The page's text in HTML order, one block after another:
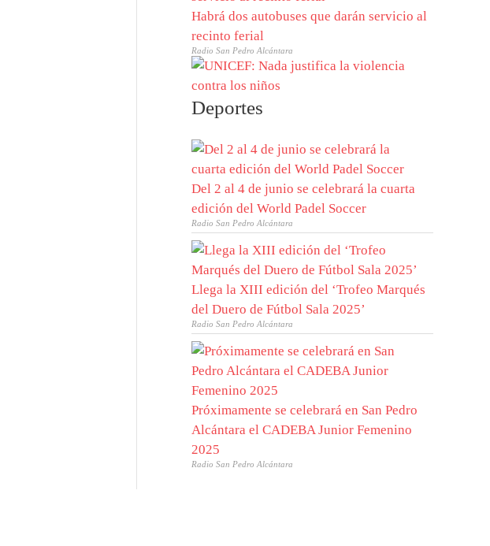
Habrá dos autobuses que darán servicio al
recinto ferial
Radio San Pedro Alcántara
Deportes
Del 2 al 4 de junio se celebrará la cuarta
edición del World Padel Soccer
Radio San Pedro Alcántara
Llega la XIII edición del ‘Trofeo Marqués
del Duero de Fútbol Sala 2025’
Radio San Pedro Alcántara
Próximamente se celebrará en San Pedro
Alcántara el CADEBA Junior Femenino
2025
Radio San Pedro Alcántara